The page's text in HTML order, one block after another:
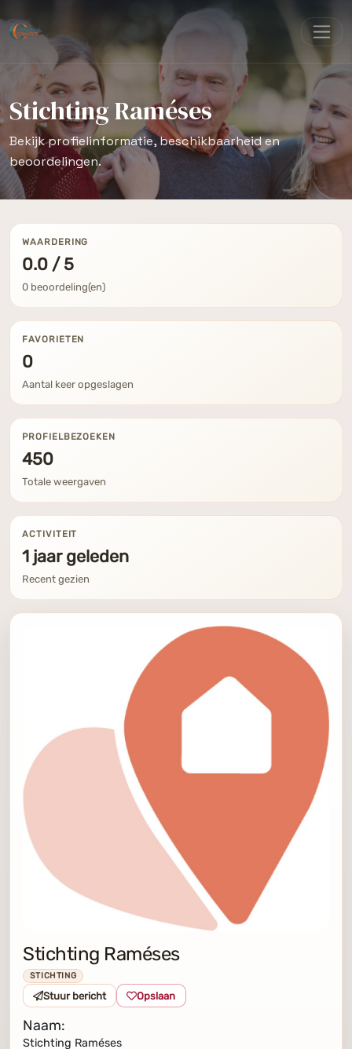
Stichting Raméses
Bekijk profielinformatie, beschikbaarheid en
beoordelingen.
WAARDERING
0.0 / 5
0 beoordeling(en)
FAVORIETEN
0
Aantal keer opgeslagen
PROFIELBEZOEKEN
450
Totale weergaven
ACTIVITEIT
1 jaar geleden
Recent gezien
Stichting Raméses
STICHTING
Stuur bericht Opslaan
Naam:
Stichting Raméses